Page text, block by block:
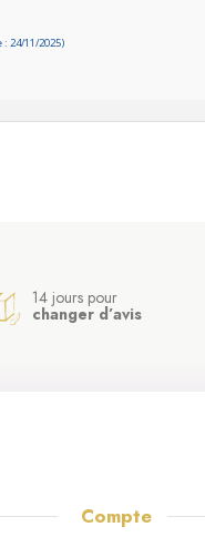
24/11/2025)
14 jours pour
changer d’avis
Compte